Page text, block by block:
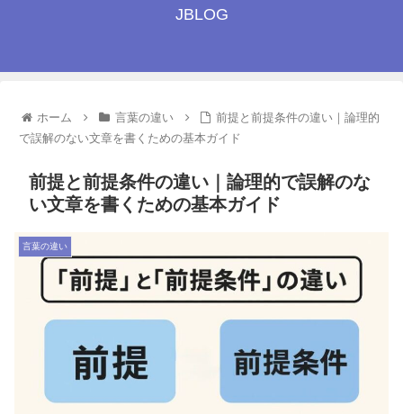
JBLOG
ホーム 言葉の違い
前提と前提条件の違い｜論理的
で誤解のない文章を書くための基本ガイド
前提と前提条件の違い｜論理的で誤解のな
い文章を書くための基本ガイド
言葉の違い